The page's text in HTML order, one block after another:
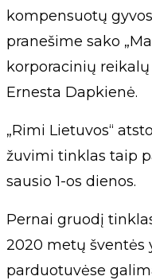
kompensuotų
pranešime sako
korporacinių
Ernesta Dapkienė.
„Rimi Lietuvos“
žuvimi tinklas taip
sausio 1-os dienos.
Pernai gruodį
2020 metų šventės
parduotuvėse